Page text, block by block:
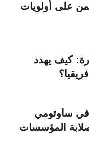
على أولويات
كيف يهدد
في ساوتومي
المؤسسات